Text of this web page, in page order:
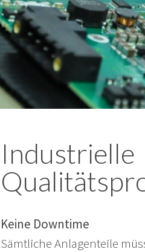
Industrielle
Keine Downtime
Sämtliche Anlagenteile